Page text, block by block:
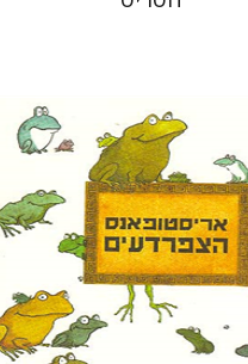
דבורה גילולה
זיוה כספי